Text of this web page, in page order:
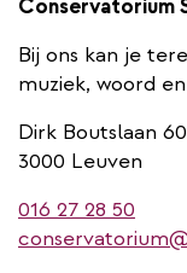
Conservatorium
Bij ons kan je
muziek, woord
Dirk Boutslaan
3000 Leuven
016 27 28 50